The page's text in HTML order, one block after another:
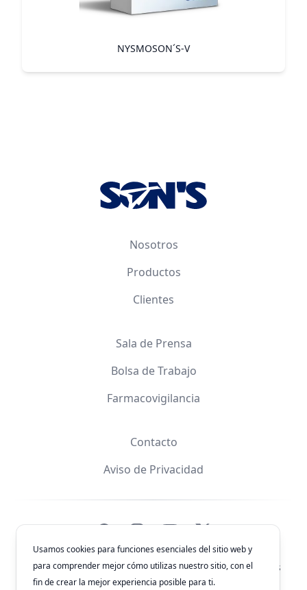
NYSMOSON´S-V
Nosotros
Productos
Clientes
Sala de Prensa
Bolsa de Trabajo
Farmacovigilancia
Contacto
Aviso de Privacidad
FacebookInstagramYouTube
X
© 2026Laboratorios Química Son's. Todos los derechos
reservados.
Usamos cookies para funciones esenciales del sitio web y
para comprender mejor cómo utilizas nuestro sitio, con el
fin de crear la mejor experiencia posible para ti.